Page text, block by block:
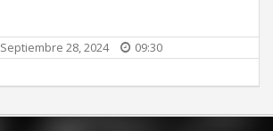
Septiembre 28, 2024 09:30